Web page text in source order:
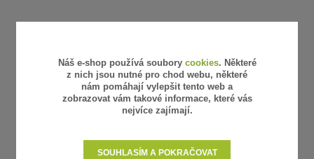
Náš e-shop používá soubory cookies. Některé
z nich jsou nutné pro chod webu, některé
nám pomáhají vylepšit tento web a
zobrazovat vám takové informace, které vás
nejvíce zajímají.
SOUHLASÍM A POKRAČOVAT